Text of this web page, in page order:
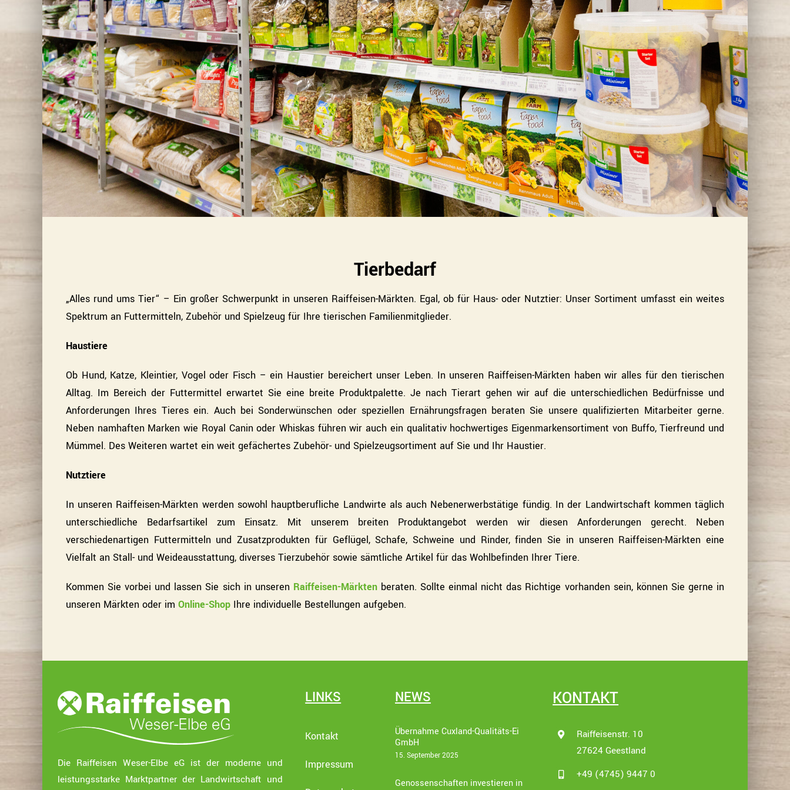
Tierbedarf
„Alles rund ums Tier“ – Ein großer Schwerpunkt in unseren Raiffeisen-Märkten. Egal, ob für Haus- oder Nutztier: Unser Sortiment umfasst ein weites
Spektrum an Futtermitteln, Zubehör und Spielzeug für Ihre tierischen Familienmitglieder.
Haustiere
Ob Hund, Katze, Kleintier, Vogel oder Fisch – ein Haustier bereichert unser Leben. In unseren Raiffeisen-Märkten haben wir alles für den tierischen
Alltag. Im Bereich der Futtermittel erwartet Sie eine breite Produktpalette. Je nach Tierart gehen wir auf die unterschiedlichen Bedürfnisse und
Anforderungen Ihres Tieres ein. Auch bei Sonderwünschen oder speziellen Ernährungsfragen beraten Sie unsere qualifizierten Mitarbeiter gerne.
Neben namhaften Marken wie Royal Canin oder Whiskas führen wir auch ein qualitativ hochwertiges Eigenmarkensortiment von Buffo, Tierfreund und
Mümmel. Des Weiteren wartet ein weit gefächertes Zubehör- und Spielzeugsortiment auf Sie und Ihr Haustier.
Nutztiere
In unseren Raiffeisen-Märkten werden sowohl hauptberufliche Landwirte als auch Nebenerwerbstätige fündig. In der Landwirtschaft kommen täglich
unterschiedliche Bedarfsartikel zum Einsatz. Mit unserem breiten Produktangebot werden wir diesen Anforderungen gerecht. Neben
verschiedenartigen Futtermitteln und Zusatzprodukten für Geflügel, Schafe, Schweine und Rinder, finden Sie in unseren Raiffeisen-Märkten eine
Vielfalt an Stall- und Weideausstattung, diverses Tierzubehör sowie sämtliche Artikel für das Wohlbefinden Ihrer Tiere.
Kommen Sie vorbei und lassen Sie sich in unseren Raiffeisen-Märktenberaten. Sollte einmal nicht das Richtige vorhanden sein, können Sie gerne in
unseren Märkten oder im Online-ShopIhre individuelle Bestellungen aufgeben.
Die Raiffeisen Weser-Elbe eG ist der moderne und
leistungsstarke Marktpartner der Landwirtschaft und
LINKS
Kontakt
Impressum
NEWS
Übernahme Cuxland-Qualitäts-Ei
GmbH
15. September 2025
Genossenschaften investieren in
KONTAKT
Raiffeisenstr. 10
27624 Geestland
+49 (4745) 9447 0